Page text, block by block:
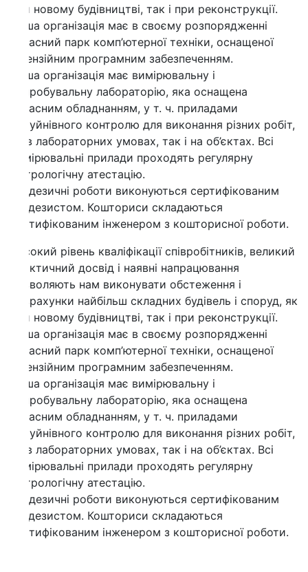
новому будівництві, так і при реконструкції.
організація має в своєму розпорядженні
парк комп’ютерної техніки, оснащеної
програмним забезпеченням.
організація має вимірювальну і
лабораторію, яка оснащена
обладнанням, у т. ч. приладами
контролю для виконання різних робіт,
лабораторних умовах, так і на об’єктах. Всі
прилади проходять регулярну
атестацію.
роботи виконуються сертифікованим
Кошториси складаються
інженером з кошторисної роботи.
рівень кваліфікації співробітників, великий
досвід і наявні напрацювання
нам виконувати обстеження і
найбільш складних будівель і споруд, як
новому будівництві, так і при реконструкції.
організація має в своєму розпорядженні
парк комп’ютерної техніки, оснащеної
програмним забезпеченням.
організація має вимірювальну і
лабораторію, яка оснащена
обладнанням, у т. ч. приладами
контролю для виконання різних робіт,
лабораторних умовах, так і на об’єктах. Всі
прилади проходять регулярну
атестацію.
роботи виконуються сертифікованим
Кошториси складаються
інженером з кошторисної роботи.